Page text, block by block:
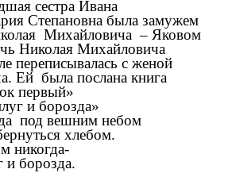
сестра Ивана
Степановна была замужем
Михайловича – Яковом
Николая Михайловича
переписывалась с женой
Ей была послана книга
первый»
и борозда»
под вешним небом
хлебом.
никогда-
и борозда.